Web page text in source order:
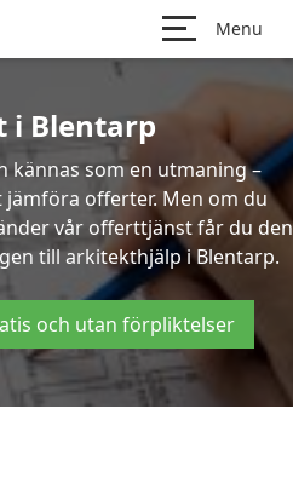
Menu
i Blentarp
kännas som en utmaning –
offerter. Men om du
vår offerttjänst får du den
till arkitekthjälp i Blentarp.
och utan förpliktelser